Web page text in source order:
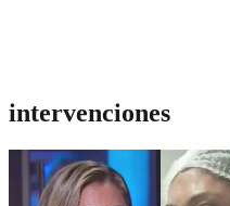
intervenciones